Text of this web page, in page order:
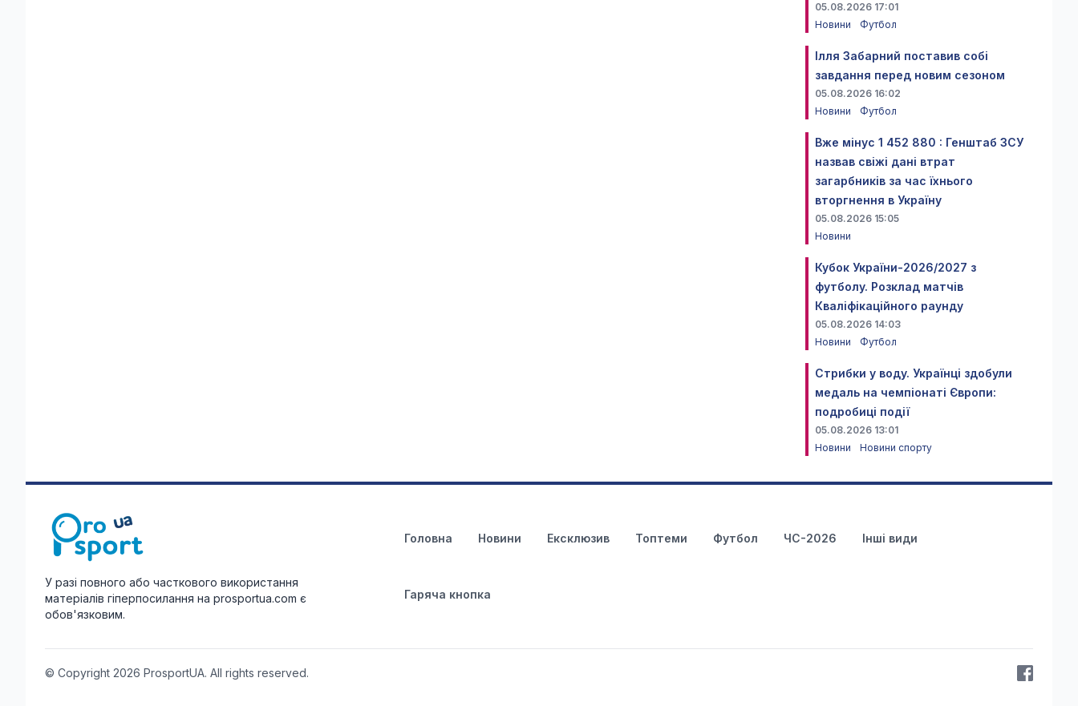
05.08.2026 17:01
Новини
Футбол
Ілля Забарний поставив собі
завдання перед новим сезоном
05.08.2026 16:02
Новини
Футбол
Вже мінус 1 452 880 : Генштаб ЗСУ
назвав свіжі дані втрат
загарбників за час їхнього
вторгнення в Україну
05.08.2026 15:05
Новини
Кубок України-2026/2027 з
футболу. Розклад матчів
Кваліфікаційного раунду
05.08.2026 14:03
Новини
Футбол
Стрибки у воду. Українці здобули
медаль на чемпіонаті Європи:
подробиці події
05.08.2026 13:01
Новини
Новини спорту
У разі повного або часткового використання
матеріалів гіперпосилання на prosportua.com є
обов'язковим.
Головна Новини Ексклюзив Топтеми Футбол ЧС-2026 Інші види
Гаряча кнопка
© Copyright 2026 ProsportUA. All rights reserved.